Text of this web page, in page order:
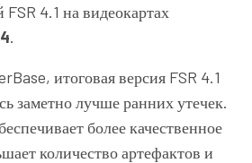
FSR 4.1 на видеокартах
.
итоговая версия FSR 4.1
заметно лучше ранних утечек.
более качественное
количество артефактов и